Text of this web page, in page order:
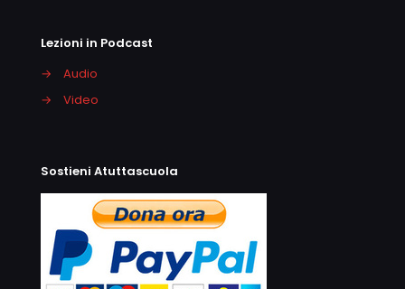
Lezioni in Podcast
→
Audio
→
Video
Sostieni Atuttascuola